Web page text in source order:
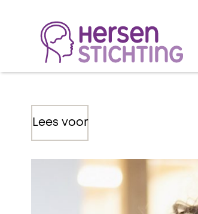
Lees voor